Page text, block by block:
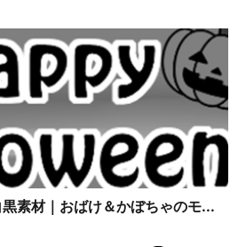
素材｜おばけ＆かぼちゃのモ...